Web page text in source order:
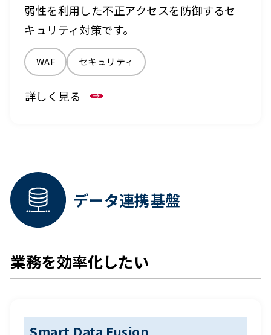
弱性を利用した不正アクセスを防御するセ
キュリティ対策です。
WAF セキュリティ
詳しく見る
データ連携基盤
業務を効率化したい